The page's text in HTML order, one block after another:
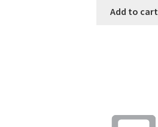
Add to cart